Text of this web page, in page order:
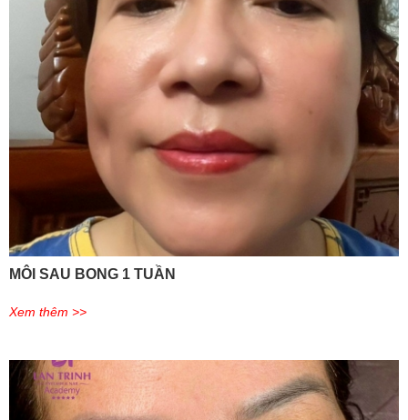
MÔI SAU BONG 1 TUẦN
Xem thêm >>